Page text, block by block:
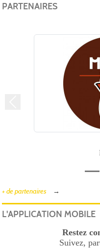
PARTENAIRES
+ de partenaires
L'APPLICATION MOBILE
Restez
Suivez,